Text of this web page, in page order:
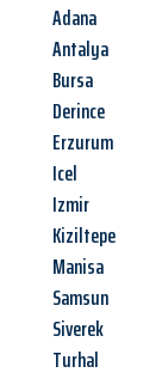
Adana
Antalya
Bursa
Derince
Erzurum
Icel
Izmir
Kiziltepe
Manisa
Samsun
Siverek
Turhal